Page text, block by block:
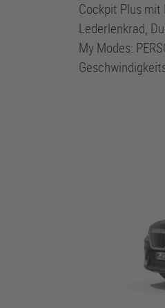
Cockpit Plus mit
Lederlenkrad,
My Modes: